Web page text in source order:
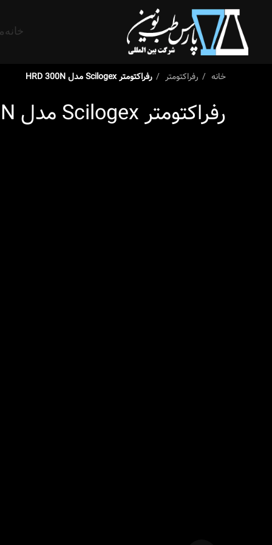
خانه
خانه رفراکتومتر رفراکتومتر Scilogex مدل HRD 300N
رفراکتومتر Scilogex مدل HRD 300N